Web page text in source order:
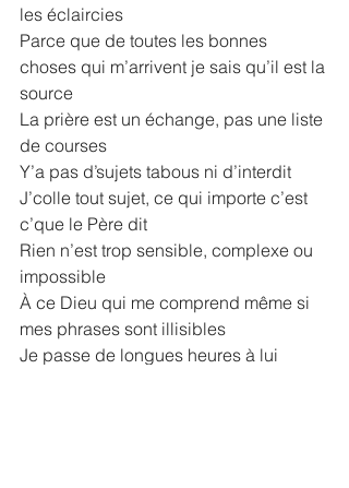
les éclaircies
Parce que de toutes les bonnes
choses qui m’arrivent je sais qu’il est la
source
La prière est un échange, pas une liste
de courses
Y’a pas d’sujets tabous ni d’interdit
J’colle tout sujet, ce qui importe c’est
c’que le Père dit
Rien n’est trop sensible, complexe ou
impossible
À ce Dieu qui me comprend même si
mes phrases sont illisibles
Je passe de longues heures à lui